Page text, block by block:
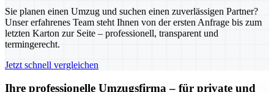
Sie planen einen Umzug und suchen einen zuverlässigen Partner?
Unser erfahrenes Team steht Ihnen von der ersten Anfrage bis zum
letzten Karton zur Seite – professionell, transparent und
termingerecht.
Jetzt schnell vergleichen
Ihre professionelle Umzugsfirma – für private und